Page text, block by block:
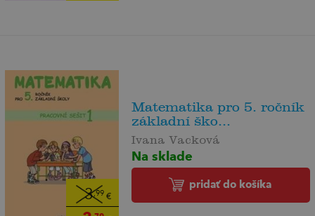
3,99 €
Matematika pro 5. ročník
základní ško...
Ivana Vacková
Na sklade
pridať do košíka